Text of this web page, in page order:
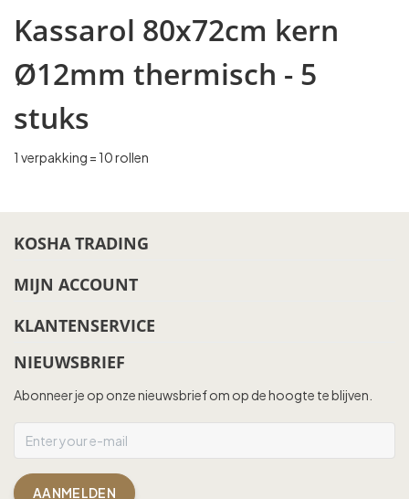
Kassarol 80x72cm kern
Ø12mm thermisch - 5
stuks
1 verpakking = 10 rollen
KOSHA TRADING
MIJN ACCOUNT
KLANTENSERVICE
NIEUWSBRIEF
Abonneer je op onze nieuwsbrief om op de hoogte te blijven.
AANMELDEN